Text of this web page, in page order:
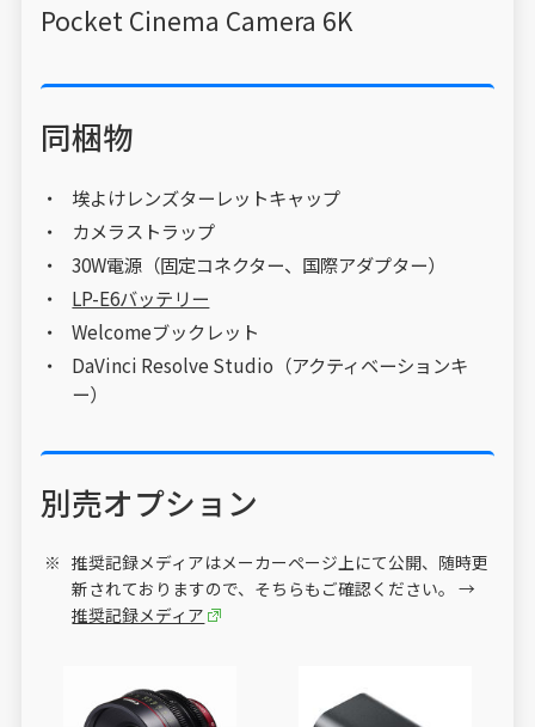
Pocket Cinema Camera 6K
同梱物
埃よけレンズターレットキャップ
カメラストラップ
30W電源（固定コネクター、国際アダプター）
LP-E6バッテリー
Welcomeブックレット
DaVinci Resolve Studio（アクティベーションキ
ー）
別売オプション
推奨記録メディアはメーカーページ上にて公開、随時更
新されておりますので、そちらもご確認ください。 →
推奨記録メディア